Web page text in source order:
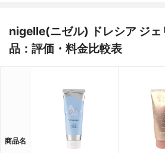
nigelle(ニゼル) ドレシア ジェ
品：評価・料金比較表
商品名